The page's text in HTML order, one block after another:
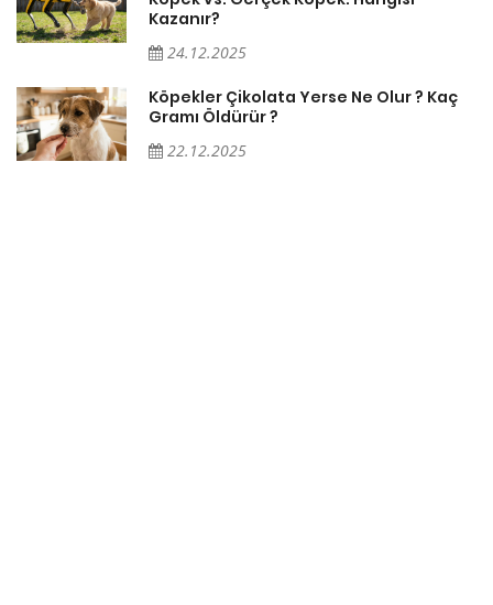
Kazanır?
24.12.2025
Köpekler Çikolata Yerse Ne Olur ? Kaç
Gramı Öldürür ?
22.12.2025